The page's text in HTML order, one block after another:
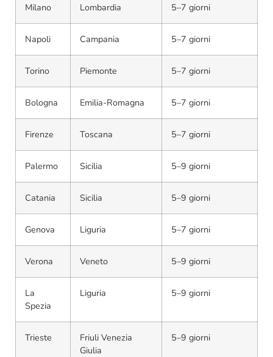
Milano Lombardia 5–7 giorni
Napoli Campania 5–7 giorni
Torino Piemonte 5–7 giorni
Bologna Emilia-Romagna 5–7 giorni
Firenze Toscana 5–7 giorni
Palermo Sicilia 5–9 giorni
Catania Sicilia 5–9 giorni
Genova Liguria 5–7 giorni
Verona Veneto 5–9 giorni
La
Spezia
Liguria 5–9 giorni
Trieste
Friuli Venezia
Giulia
5–9 giorni